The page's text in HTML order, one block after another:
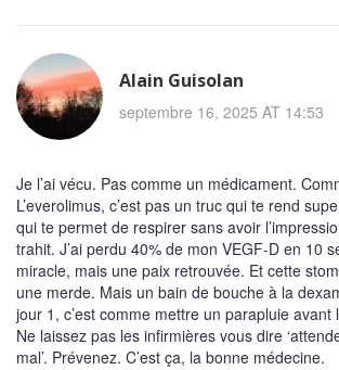
Alain Guisolan
septembre 16, 2025 AT 14:53
Je l’ai vécu. Pas comme un médicament.
L’everolimus, c’est pas un truc qui te rend
qui te permet de respirer sans avoir
trahit. J’ai perdu 40% de mon VEGF-D en 10
miracle, mais une paix retrouvée. Et cette
une merde. Mais un bain de bouche à la
jour 1, c’est comme mettre un parapluie avant
Ne laissez pas les infirmières vous dire
mal’. Prévenez. C’est ça, la bonne médecine.